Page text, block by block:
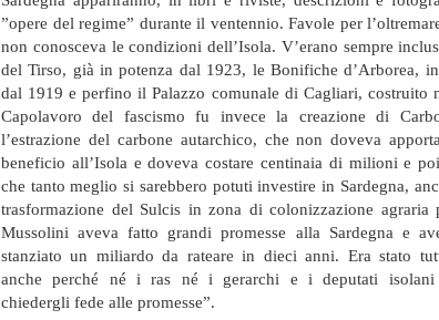
”opere del regime” durante il ventennio. Favole per
non conosceva le condizioni dell’Isola. V’erano sempre
del Tirso, già in potenza dal 1923, le Bonifiche d’Arborea,
dal 1919 e perfino il Palazzo comunale di Cagliari, costruito
Capolavoro del fascismo fu invece la creazione di
l’estrazione del carbone autarchico, che non doveva
beneficio all’Isola e doveva costare centinaia di milioni e
che tanto meglio si sarebbero potuti investire in Sardegna,
trasformazione del Sulcis in zona di colonizzazione agraria
Mussolini aveva fatto grandi promesse alla Sardegna e
stanziato un miliardo da rateare in dieci anni. Era stato
anche perché né i ras né i gerarchi e i deputati isolani
chiedergli fede alle promesse”.